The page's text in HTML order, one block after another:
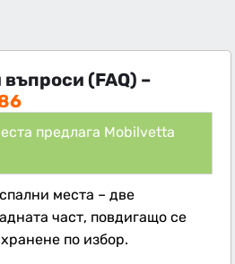
(FAQ) –
предлага Mobilvetta
места – две
част, повдигащо се
по избор.